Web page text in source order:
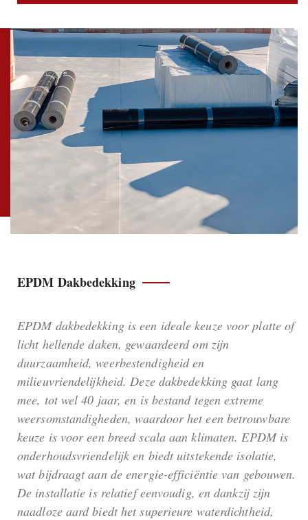
EPDM Dakbedekking
EPDM dakbedekking is een ideale keuze voor platte of
licht hellende daken, gewaardeerd om zijn
duurzaamheid, weerbestendigheid en
milieuvriendelijkheid. Deze dakbedekking gaat lang
mee, tot wel 40 jaar, en is bestand tegen extreme
weersomstandigheden, waardoor het een betrouwbare
keuze is voor een breed scala aan klimaten. EPDM is
onderhoudsvriendelijk en biedt uitstekende isolatie,
wat bijdraagt aan de energie-efficiëntie van gebouwen.
De installatie is relatief eenvoudig, en dankzij zijn
naadloze aard biedt het superieure waterdichtheid,